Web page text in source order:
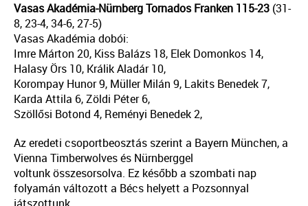
Vasas Akadémia-Nürnberg Tornados Franken 115-23 (31-
8, 23-4, 34-6, 27-5)
Vasas Akadémia dobói:
Imre Márton 20, Kiss Balázs 18, Elek Domonkos 14,
Halasy Örs 10, Králik Aladár 10,
Korompay Hunor 9, Müller Milán 9, Lakits Benedek 7,
Karda Attila 6, Zöldi Péter 6,
Szöllősi Botond 4, Reményi Benedek 2,
Az eredeti csoportbeosztás szerint a Bayern München, a
Vienna Timberwolves és Nürnberggel
voltunk összesorsolva. Ez később a szombati nap
folyamán változott a Bécs helyett a Pozsonnyal